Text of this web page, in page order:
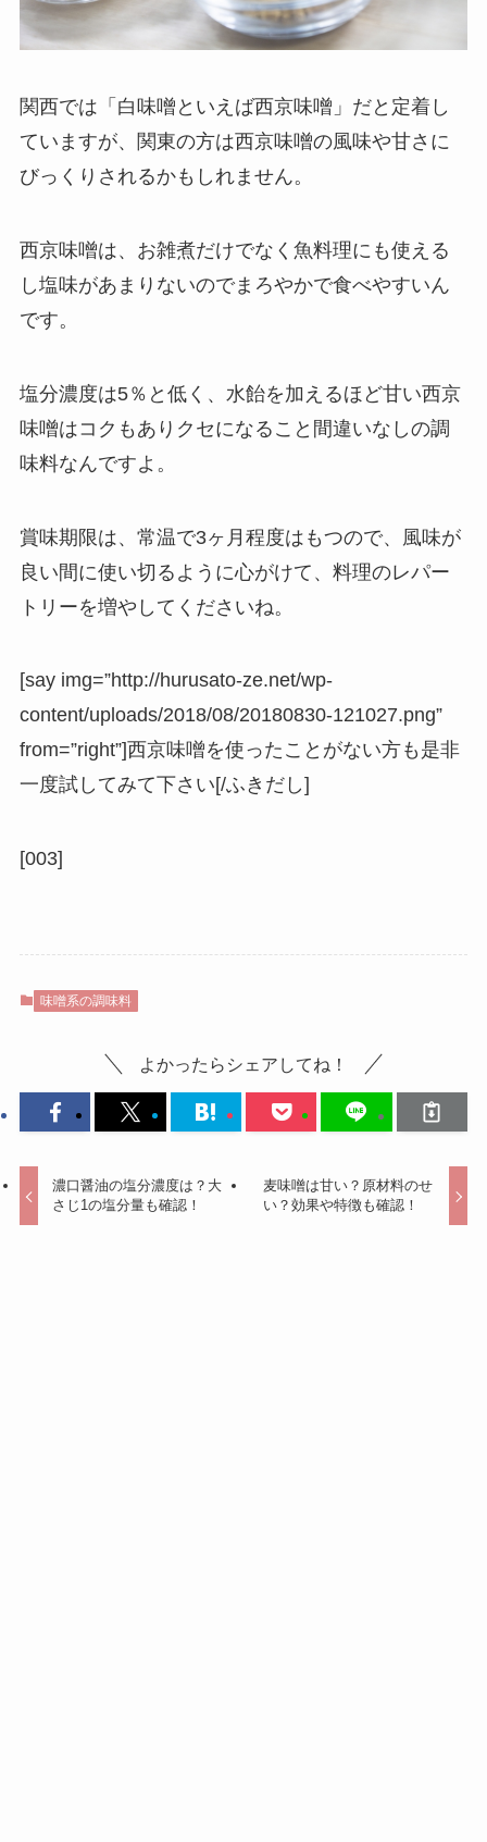
関西では「白味噌といえば西京味噌」だと定着し
ていますが、関東の方は西京味噌の風味や甘さに
びっくりされるかもしれません。
西京味噌は、お雑煮だけでなく魚料理にも使える
し塩味があまりないのでまろやかで食べやすいん
です。
塩分濃度は5％と低く、水飴を加えるほど甘い西京
味噌はコクもありクセになること間違いなしの調
味料なんですよ。
賞味期限は、常温で3ヶ月程度はもつので、風味が
良い間に使い切るように心がけて、料理のレパー
トリーを増やしてくださいね。
[say img=”http://hurusato-ze.net/wp-
content/uploads/2018/08/20180830-121027.png”
from=”right”]西京味噌を使ったことがない方も是非
一度試してみて下さい[/ふきだし]
[003]
味噌系の調味料
よかったらシェアしてね！
濃口醤油の塩分濃度は？大
さじ1の塩分量も確認！
麦味噌は甘い？原材料のせ
い？効果や特徴も確認！